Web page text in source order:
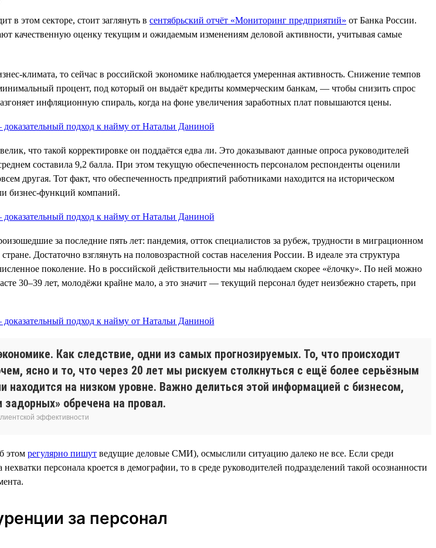
в этом секторе, стоит заглянуть в сентябрьский отчёт «Мониторинг предприятий» от Банка России.
качественную оценку текущим и ожидаемым изменениям деловой активности, учитывая самые
климата, то сейчас в российской экономике наблюдается умеренная активность. Снижение темпов
процент, под который он выдаёт кредиты коммерческим банкам, — чтобы снизить спрос
инфляционную спираль, когда на фоне увеличения заработных плат повышаются цены.
что такой корректировке он поддаётся едва ли. Это доказывают данные опроса руководителей
составила 9,2 балла. При этом текущую обеспеченность персоналом респонденты оценили
другая. Тот факт, что обеспеченность предприятий работниками находится на историческом
бизнес-функций компаний.
за последние пять лет: пандемия, отток специалистов за рубеж, трудности в миграционном
Достаточно взглянуть на половозрастной состав населения России. В идеале эта структура
поколение. Но в российской действительности мы наблюдаем скорее «ёлочку». По ней можно
30–39 лет, молодёжи крайне мало, а это значит — текущий персонал будет неизбежно стареть, при
Как следствие, одни из самых прогнозируемых. То, что происходит
ясно и то, что через 20 лет мы рискуем столкнуться с ещё более серьёзным
на низком уровне. Важно делиться этой информацией с бизнесом,
обречена на провал.
эффективности
этом регулярно пишут ведущие деловые СМИ), осмыслили ситуацию далеко не все. Если среди
персонала кроется в демографии, то в среде руководителей подразделений такой осознанности
за персонал